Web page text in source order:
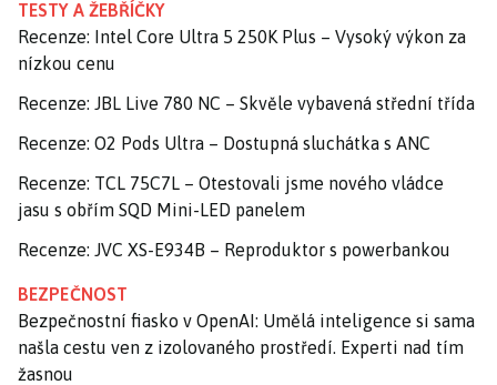
TESTY A ŽEBŘÍČKY
Recenze: Intel Core Ultra 5 250K Plus – Vysoký výkon za
nízkou cenu
Recenze: JBL Live 780 NC – Skvěle vybavená střední třída
Recenze: O2 Pods Ultra – Dostupná sluchátka s ANC
Recenze: TCL 75C7L – Otestovali jsme nového vládce
jasu s obřím SQD Mini-LED panelem
Recenze: JVC XS-E934B – Reproduktor s powerbankou
BEZPEČNOST
Bezpečnostní fiasko v OpenAI: Umělá inteligence si sama
našla cestu ven z izolovaného prostředí. Experti nad tím
žasnou